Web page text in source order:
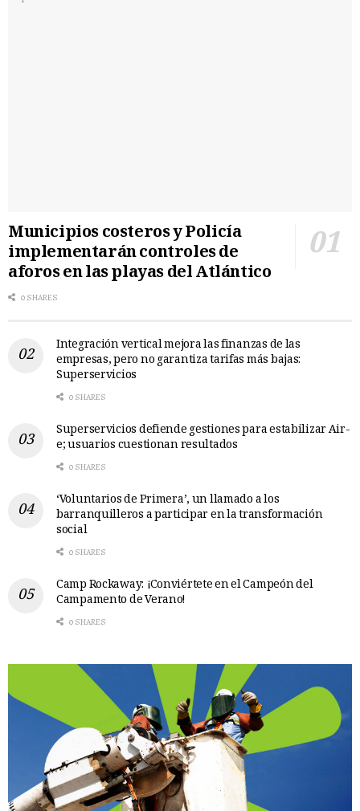
Municipios costeros y Policía
implementarán controles de
aforos en las playas del Atlántico
0 SHARES
Integración vertical mejora las finanzas de las
empresas, pero no garantiza tarifas más bajas:
Superservicios
0 SHARES
Superservicios defiende gestiones para estabilizar Air-
e; usuarios cuestionan resultados
0 SHARES
‘Voluntarios de Primera’, un llamado a los
barranquilleros a participar en la transformación
social
0 SHARES
Camp Rockaway: ¡Conviértete en el Campeón del
Campamento de Verano!
0 SHARES